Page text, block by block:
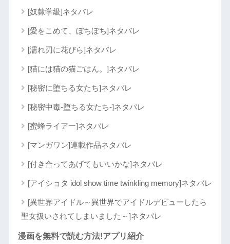
[奴隷学級]ネタバレ
[愛をこめて、ぼちぼち]ネタバレ
[濡れ刃に花びら]ネタバレ
[猫には猫の猫ごはん。]ネタバレ
[秘密に堕ちる女たち]ネタバレ
[秘密中毒-堕ちる女たち-]ネタバレ
[蜜蜂ライアー]ネタバレ
[マンガワン]連載作品ネタバレ
[付き合ってあげてもいいかな]ネタバレ
[アイショタ idol show time twinkling memory]ネタバレ
[異世界アイドル～異世界でアイドルデビューしたら
聖女扱いされてしまいました～]ネタバレ
漫画を無料で読む方法!アプリ紹介